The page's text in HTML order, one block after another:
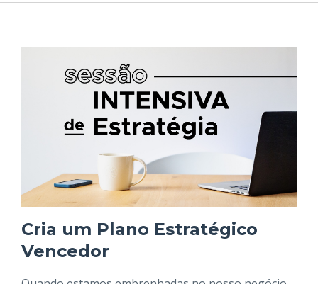
Cria um Plano Estratégico
Vencedor